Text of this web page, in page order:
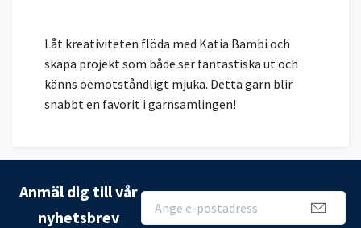
Låt kreativiteten flöda med Katia Bambi och
skapa projekt som både ser fantastiska ut och
känns oemotståndligt mjuka. Detta garn blir
snabbt en favorit i garnsamlingen!
Anmäl dig till vår
nyhetsbrev